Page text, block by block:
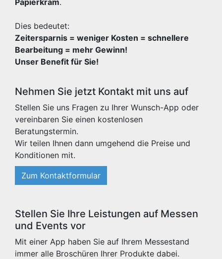
Papierkram.
Dies bedeutet:
Zeitersparnis = weniger Kosten = schnellere
Bearbeitung = mehr Gewinn!
Unser Benefit für Sie!
Nehmen Sie jetzt Kontakt mit uns auf
Stellen Sie uns Fragen zu Ihrer Wunsch-App oder
vereinbaren Sie einen kostenlosen
Beratungstermin.
Wir teilen Ihnen dann umgehend die Preise und
Konditionen mit.
Zum Kontaktformular
Stellen Sie Ihre Leistungen auf Messen
und Events vor
Mit einer App haben Sie auf Ihrem Messestand
immer alle Broschüren Ihrer Produkte dabei.